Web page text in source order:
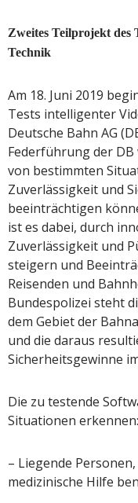
Zweites Teilprojekt des
Technik
Am 18. Juni 2019
Tests intelligenter
Deutsche Bahn AG
Federführung der
von bestimmten
Zuverlässigkeit und
beeinträchtigen
ist es dabei, durch
Zuverlässigkeit und
steigern und
Reisenden und
Bundespolizei steht
dem Gebiet der
und die daraus
Sicherheitsgewinne
Die zu testende
Situationen erkennen:
– Liegende
medizinische Hilfe